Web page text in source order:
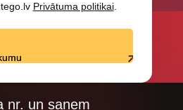
Privātuma politikai.
nr. un saņem